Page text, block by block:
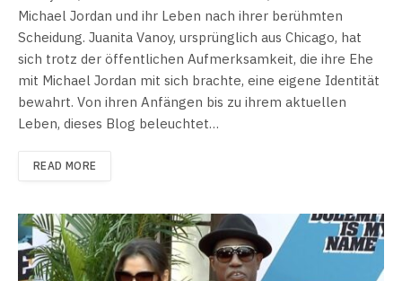
Michael Jordan und ihr Leben nach ihrer berühmten
Scheidung. Juanita Vanoy, ursprünglich aus Chicago, hat
sich trotz der öffentlichen Aufmerksamkeit, die ihre Ehe
mit Michael Jordan mit sich brachte, eine eigene Identität
bewahrt. Von ihren Anfängen bis zu ihrem aktuellen
Leben, dieses Blog beleuchtet…
READ MORE